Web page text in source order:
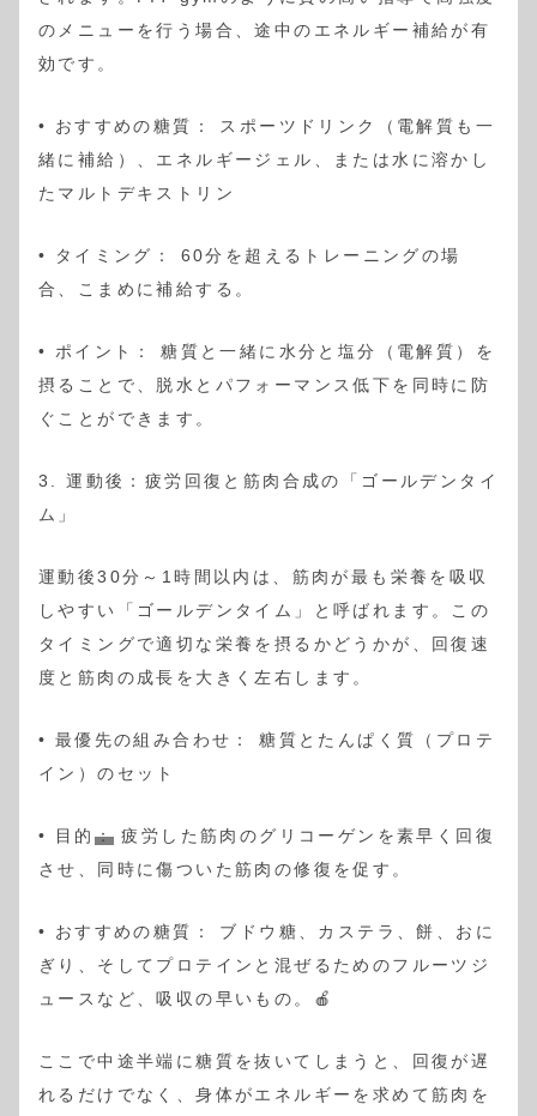
のメニューを行う場合、途中のエネルギー補給が有
効です。
• おすすめの糖質： スポーツドリンク（電解質も一
緒に補給）、エネルギージェル、または水に溶かし
たマルトデキストリン
• タイミング： 60分を超えるトレーニングの場
合、こまめに補給する。
• ポイント： 糖質と一緒に水分と塩分（電解質）を
摂ることで、脱水とパフォーマンス低下を同時に防
ぐことができます。
3. 運動後：疲労回復と筋肉合成の「ゴールデンタイ
ム」
運動後30分～1時間以内は、筋肉が最も栄養を吸収
しやすい「ゴールデンタイム」と呼ばれます。この
タイミングで適切な栄養を摂るかどうかが、回復速
度と筋肉の成長を大きく左右します。
• 最優先の組み合わせ： 糖質とたんぱく質（プロテ
イン）のセット
• 目的 ： 疲労した筋肉のグリコーゲンを素早く回復
させ、同時に傷ついた筋肉の修復を促す。
• おすすめの糖質： ブドウ糖、カステラ、餅、おに
ぎり、そしてプロテインと混ぜるためのフルーツジ
ュースなど、吸収の早いもの。🍎
ここで中途半端に糖質を抜いてしまうと、回復が遅
れるだけでなく、身体がエネルギーを求めて筋肉を